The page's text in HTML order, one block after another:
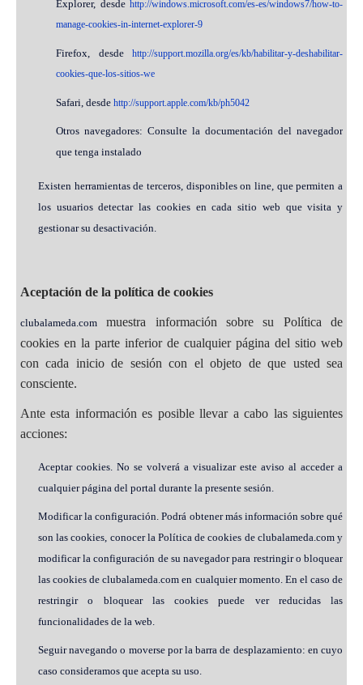
Explorer, desde http://windows.microsoft.com/es-es/windows7/how-to-
manage-cookies-in-internet-explorer-9
Firefox, desde http://support.mozilla.org/es/kb/habilitar-y-deshabilitar-
cookies-que-los-sitios-we
Safari, desde http://support.apple.com/kb/ph5042
Otros navegadores: Consulte la documentación del navegador
que tenga instalado
Existen herramientas de terceros, disponibles on line, que permiten a
los usuarios detectar las cookies en cada sitio web que visita y
gestionar su desactivación.
Aceptación de la política de cookies
clubalameda.com muestra información sobre su Política de
cookies en la parte inferior de cualquier página del sitio web
con cada inicio de sesión con el objeto de que usted sea
consciente.
Ante esta información es posible llevar a cabo las siguientes
acciones:
Aceptar cookies. No se volverá a visualizar este aviso al acceder a
cualquier página del portal durante la presente sesión.
Modificar la configuración. Podrá obtener más información sobre qué
son las cookies, conocer la Política de cookies de clubalameda.com y
modificar la configuración de su navegador para restringir o bloquear
las cookies de clubalameda.com en cualquier momento. En el caso de
restringir o bloquear las cookies puede ver reducidas las
funcionalidades de la web.
Seguir navegando o moverse por la barra de desplazamiento: en cuyo
caso consideramos que acepta su uso.